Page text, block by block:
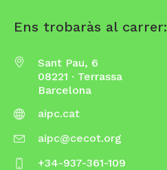
Ens trobaràs al carrer:
Sant Pau, 6
08221 · Terrassa
Barcelona
aipc.cat
aipc@cecot.org
+34-937-361-109